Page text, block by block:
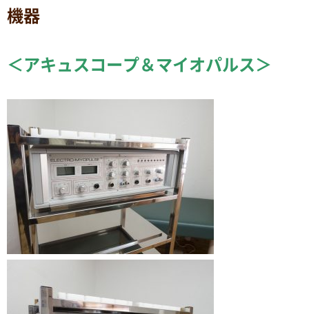
機器
＜アキュスコープ＆マイオパルス＞